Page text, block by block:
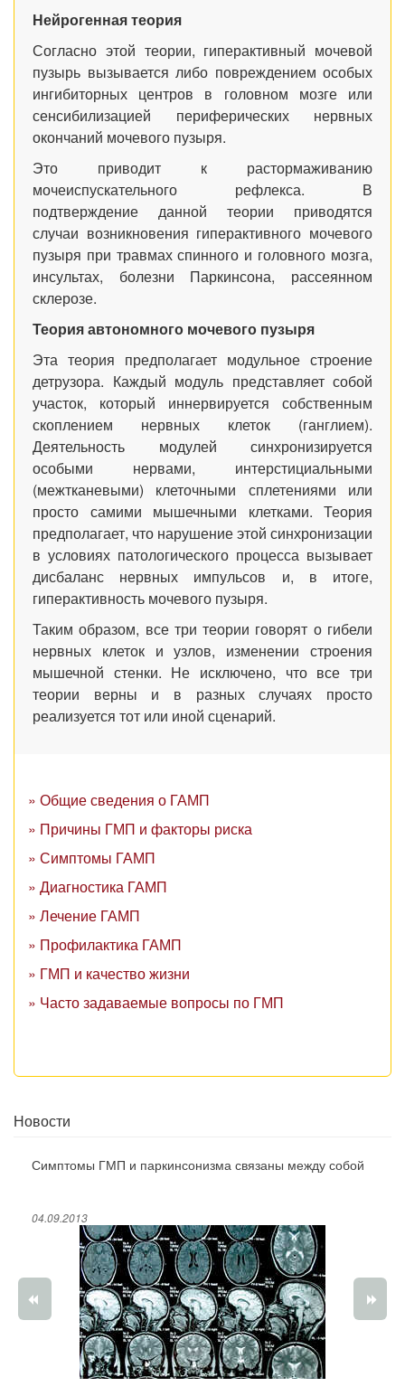
Нейрогенная теория
Согласно этой теории, гиперактивный мочевой
пузырь вызывается либо повреждением особых
ингибиторных центров в головном мозге или
сенсибилизацией периферических нервных
окончаний мочевого пузыря.
Это приводит к растормаживанию
мочеиспускательного рефлекса. В
подтверждение данной теории приводятся
случаи возникновения гиперактивного мочевого
пузыря при травмах спинного и головного мозга,
инсультах, болезни Паркинсона, рассеянном
склерозе.
Теория автономного мочевого пузыря
Эта теория предполагает модульное строение
детрузора. Каждый модуль представляет собой
участок, который иннервируется собственным
скоплением нервных клеток (ганглием).
Деятельность модулей синхронизируется
особыми нервами, интерстициальными
(межтканевыми) клеточными сплетениями или
просто самими мышечными клетками. Теория
предполагает, что нарушение этой синхронизации
в условиях патологического процесса вызывает
дисбаланс нервных импульсов и, в итоге,
гиперактивность мочевого пузыря.
Таким образом, все три теории говорят о гибели
нервных клеток и узлов, изменении строения
мышечной стенки. Не исключено, что все три
теории верны и в разных случаях просто
реализуется тот или иной сценарий.
» Общие сведения о ГАМП
» Причины ГМП и факторы риска
» Симптомы ГАМП
» Диагностика ГАМП
» Лечение ГАМП
» Профилактика ГАМП
» ГМП и качество жизни
» Часто задаваемые вопросы по ГМП
Новости
Симптомы ГМП и паркинсонизма связаны между собой
04.09.2013